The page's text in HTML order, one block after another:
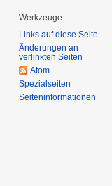
Werkzeuge
Links auf diese Seite
Änderungen an
verlinkten Seiten
Atom
Spezialseiten
Seiten­informationen